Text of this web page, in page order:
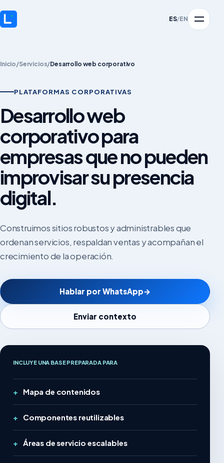
ES/EN
Inicio/Servicios/Desarrollo web corporativo
PLATAFORMAS CORPORATIVAS
Desarrollo web
corporativo para
empresas que no pueden
improvisar su presencia
digital.
Construimos sitios robustos y administrables que
ordenan servicios, respaldan ventas y acompañan el
crecimiento de la operación.
Hablar por WhatsApp→
Enviar contexto
INCLUYE UNA BASE PREPARADA PARA
Mapa de contenidos
Componentes reutilizables
Áreas de servicio escalables